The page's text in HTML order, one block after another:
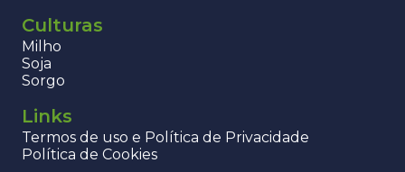
Culturas
Milho
Soja
Sorgo
Links
Termos de uso e Política de Privacidade
Política de Cookies